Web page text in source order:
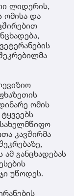
ლიდერის,
ომისა და
ომის
კავშირმა
ამ განცხადებას
უწოდეს.